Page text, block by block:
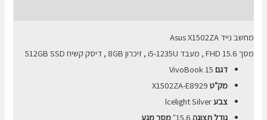
מחשב נייד Asus X1502ZA
מסך 15.6
FHD , מעבד i5-1235U , זיכרון 8GB , דיסק קשיח 512GB
SSD
דגם VivoBook 15
מק"ט
צבעlcelight Silver
גודל תצוגה 15.6" מסך מגע